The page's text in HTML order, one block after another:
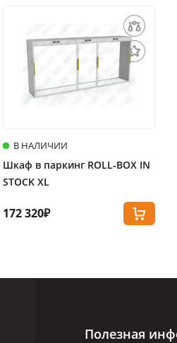
В НАЛИЧИИ
Шкаф в паркинг ROLL‑BOX IN
STOCK XL
172 320₽
Полезная